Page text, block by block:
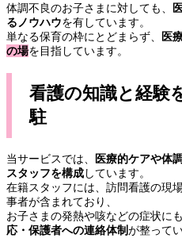
体調不良のお子さまに対しても、
るノウハウを有しています。
単なる保育の枠にとどまらず、
医
の場を目指しています。
看護の知識と経験
駐
当サービスでは、
医療的ケアや体
スタッフを構成しています。
在籍スタッフには、訪問看護の現
事者が含まれており、
お子さまの発熱や咳などの症状に
応・保護者への連絡体制が整って